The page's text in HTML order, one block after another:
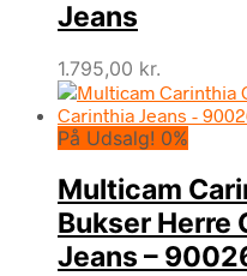
Jeans
1.795,00 kr.
På Udsalg! 0%
Multicam
Bukser Herre
Jeans –